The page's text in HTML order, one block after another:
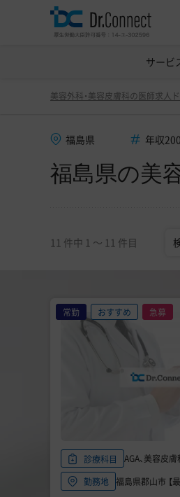
サービ
美容クリニック見学
美容外科・美容皮膚科の医師求人
福島県 年収
福島県の美
11 件中 1 〜 11 件目
福島県の美容外科・美容
常勤 おすすめ
急募
診療科目
AGA、美容皮膚
勤務地 福島県郡山市 【